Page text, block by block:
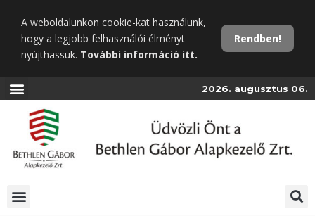
tartalomra
A weboldalunkon cookie-kat használunk,
hogy a legjobb felhasználói élményt
nyújthassuk. További információ itt.
Rendben!
2026. augusztus 06.